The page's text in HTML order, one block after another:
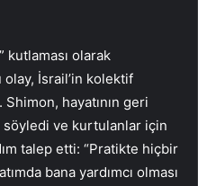
kutlaması olarak
İsrail’in kolektif
hayatının geri
ve kurtulanlar için
talep etti: “Pratikte hiçbir
bana yardımcı olması